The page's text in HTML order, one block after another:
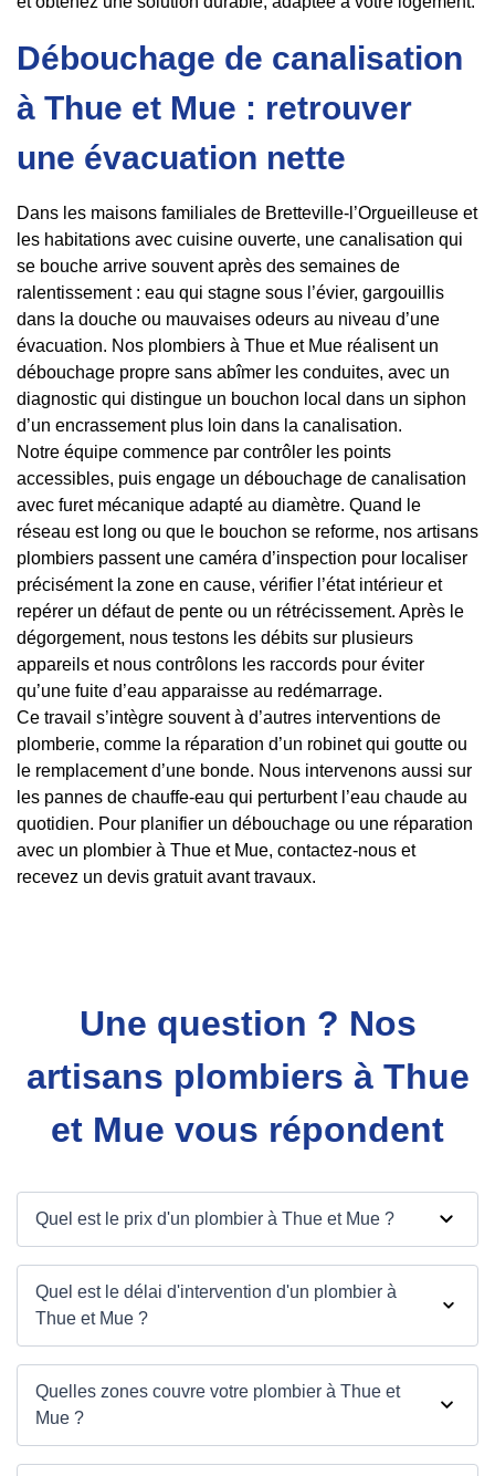
Débouchage de canalisation
à Thue et Mue : retrouver
une évacuation nette
Dans les maisons familiales de Bretteville-l’Orgueilleuse et
les habitations avec cuisine ouverte, une canalisation qui
se bouche arrive souvent après des semaines de
ralentissement : eau qui stagne sous l’évier, gargouillis
dans la douche ou mauvaises odeurs au niveau d’une
évacuation. Nos plombiers à Thue et Mue réalisent un
débouchage propre sans abîmer les conduites, avec un
diagnostic qui distingue un bouchon local dans un siphon
d’un encrassement plus loin dans la canalisation.
Notre équipe commence par contrôler les points
accessibles, puis engage un débouchage de canalisation
avec furet mécanique adapté au diamètre. Quand le
réseau est long ou que le bouchon se reforme, nos artisans
plombiers passent une caméra d’inspection pour localiser
précisément la zone en cause, vérifier l’état intérieur et
repérer un défaut de pente ou un rétrécissement. Après le
dégorgement, nous testons les débits sur plusieurs
appareils et nous contrôlons les raccords pour éviter
qu’une fuite d’eau apparaisse au redémarrage.
Ce travail s’intègre souvent à d’autres interventions de
plomberie, comme la réparation d’un robinet qui goutte ou
le remplacement d’une bonde. Nous intervenons aussi sur
les pannes de chauffe-eau qui perturbent l’eau chaude au
quotidien. Pour planifier un débouchage ou une réparation
avec un plombier à Thue et Mue, contactez-nous et
recevez un devis gratuit avant travaux.
Une question ? Nos
artisans plombiers à Thue
et Mue vous répondent
Quel est le prix d'un plombier à Thue et Mue ?
Quel est le délai d'intervention d'un plombier à
Thue et Mue ?
Quelles zones couvre votre plombier à Thue et
Mue ?